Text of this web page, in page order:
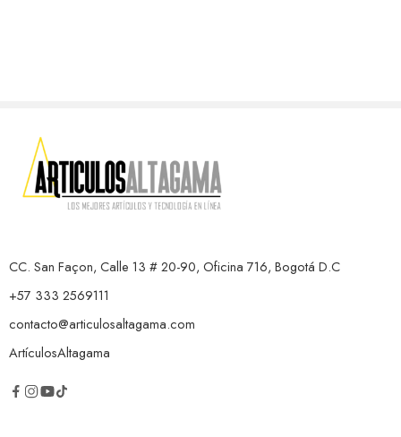
CC. San Façon, Calle 13 # 20-90, Oficina 716, Bogotá D.C
+57 333 2569111
contacto@articulosaltagama.com
ArtículosAltagama